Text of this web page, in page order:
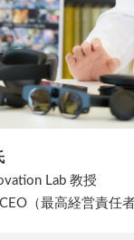
Lab 教授
（最高経営責任